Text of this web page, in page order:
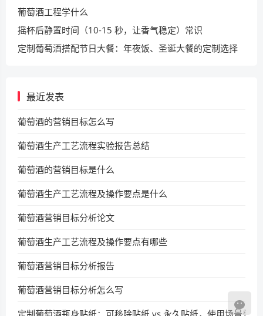
葡萄酒工程学什么
摇杯后静置时间（10-15 秒，让香气稳定）常识
定制葡萄酒搭配节日大餐：年夜饭、圣诞大餐的定制选择
最近发表
葡萄酒的营销目标怎么写
葡萄酒生产工艺流程实验报告总结
葡萄酒的营销目标是什么
葡萄酒生产工艺流程及操作要点是什么
葡萄酒营销目标分析论文
葡萄酒生产工艺流程及操作要点有哪些
葡萄酒营销目标分析报告
葡萄酒营销目标分析怎么写
定制葡萄酒瓶身贴纸：可移除贴纸 vs 永久贴纸，使用场景差异